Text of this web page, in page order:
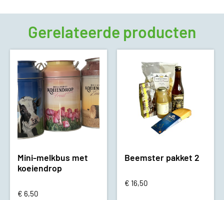
Gerelateerde producten
Mini-melkbus met
koeiendrop
€ 6,50
Beemster pakket 2
€ 16,50